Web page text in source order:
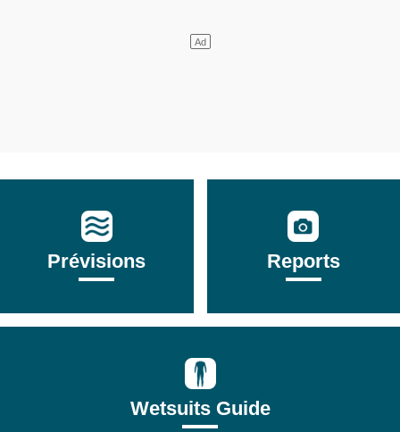
Prévisions Reports
Wetsuits Guide